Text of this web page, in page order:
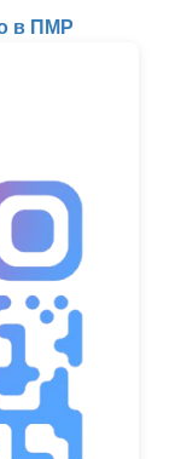
в ПМР